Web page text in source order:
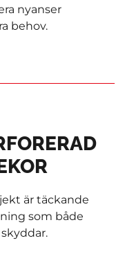
nyanser
behov.
är täckande
som både